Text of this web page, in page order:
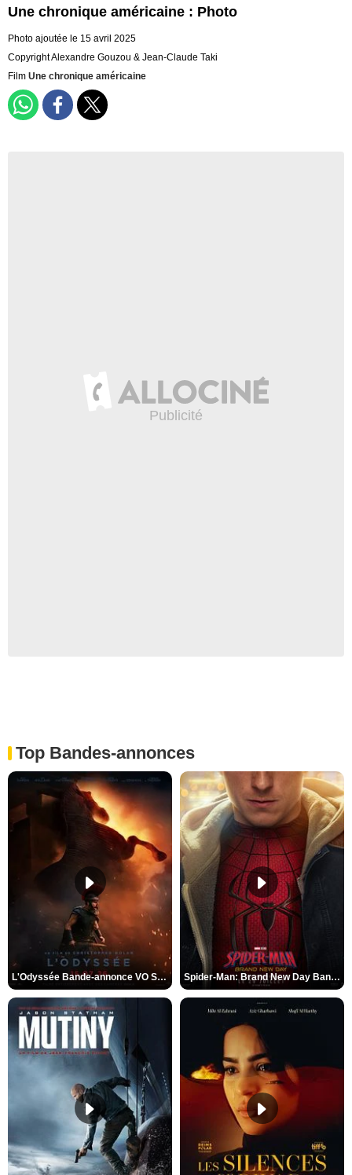
Une chronique américaine : Photo
Photo ajoutée le 15 avril 2025
Copyright Alexandre Gouzou & Jean-Claude Taki
Film Une chronique américaine
Top Bandes-annonces
L'Odyssée Bande-annonce VO STFR Spider-Man: Brand New Day Bande-annonce VO STFR